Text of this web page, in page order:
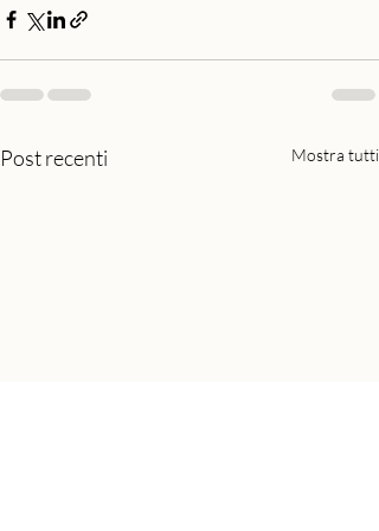
Post recenti Mostra tutti